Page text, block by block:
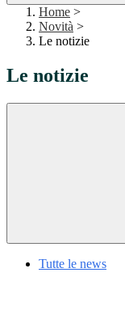
Home >
Novità >
Le notizie
Le notizie
Tutte le news